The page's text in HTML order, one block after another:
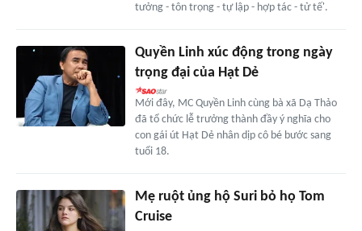
tưởng - tôn trọng - tự lập - hợp tác - tử tế'.
Quyền Linh xúc động trong ngày
trọng đại của Hạt Dẻ
Mới đây, MC Quyền Linh cùng bà xã Dạ Thảo
đã tổ chức lễ trưởng thành đầy ý nghĩa cho
con gái út Hạt Dẻ nhân dịp cô bé bước sang
tuổi 18.
Mẹ ruột ủng hộ Suri bỏ họ Tom
Cruise